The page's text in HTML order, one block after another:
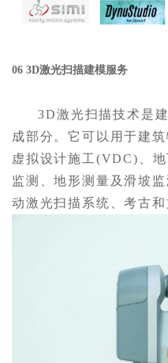
06 3D激光扫描建模服务
3D激光扫描技术是
成部分。它可以用于建
虚拟设计施工(VDC)、
监测、地形测量及滑坡
动激光扫描系统、考古